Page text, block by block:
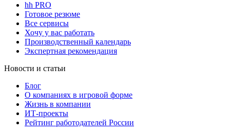
hh PRO
Готовое резюме
Все сервисы
Хочу у вас работать
Производственный календарь
Экспертная рекомендация
Новости и статьи
Блог
О компаниях в игровой форме
Жизнь в компании
ИТ-проекты
Рейтинг работодателей России